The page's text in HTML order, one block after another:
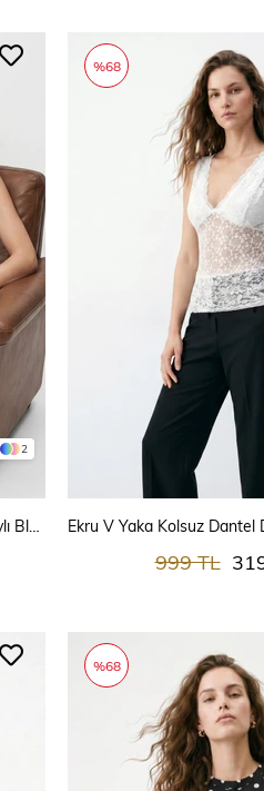
2
Ekru V Yaka Kolsuz Dantel
999 TL
%68
%68